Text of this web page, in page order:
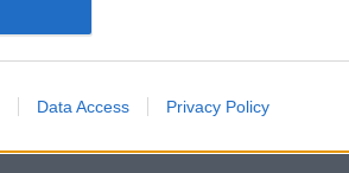
Data Access Privacy Policy